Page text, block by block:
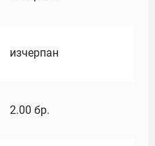
изчерпан
2.00 бр.